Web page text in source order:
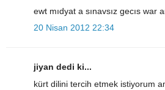
ewt mıdyat a sınavsız gecıs war
20 Nisan 2012 22:34
jiyan dedi ki...
kürt dilini tercih etmek istiyorum